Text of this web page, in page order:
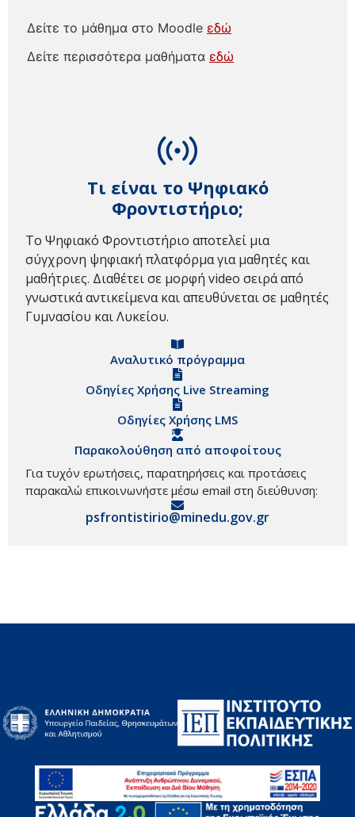
Τι είναι το Ψηφιακό
Φροντιστήριο;
Το Ψηφιακό Φροντιστήριο αποτελεί μια
σύγχρονη ψηφιακή πλατφόρμα για μαθητές και
μαθήτριες. Διαθέτει σε μορφή video σειρά από
γνωστικά αντικείμενα και απευθύνεται σε μαθητές
Γυμνασίου και Λυκείου.
Αναλυτικό πρόγραμμα
Οδηγίες Χρήσης Live Streaming
Οδηγίες Χρήσης LMS
Παρακολούθηση από αποφοίτους
Για τυχόν ερωτήσεις, παρατηρήσεις και προτάσεις
παρακαλώ επικοινωνήστε μέσω email στη διεύθυνση:
psfrontistirio@minedu.gov.gr
Δείτε το μάθημα στο Moodle εδώ
Δείτε περισσότερα μαθήματα εδώ